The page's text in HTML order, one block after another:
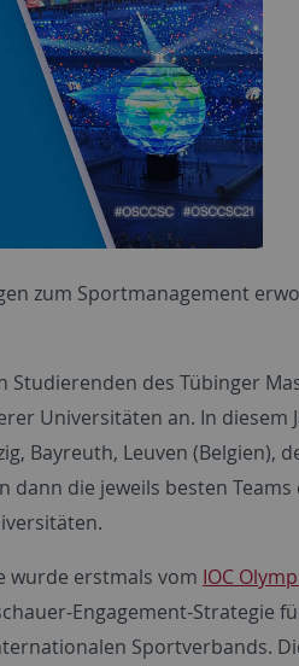
zum Sportmanagement
Studierenden des Tübinger
Universitäten an. In
Bayreuth, Leuven
dann die jeweils besten
wurde erstmals vom IOC
Engagement-Strategie
Sportverbands.